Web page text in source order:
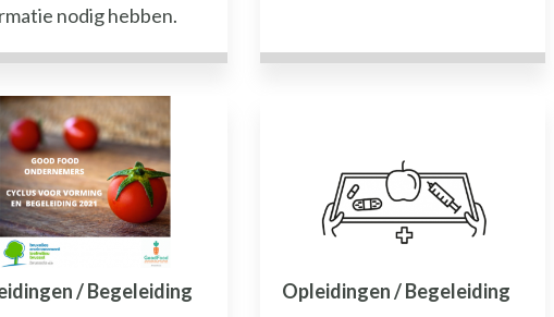
nodig hebben.
/ Begeleiding Opleidingen / Begeleiding